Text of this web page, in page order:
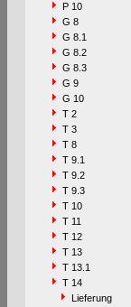
P 10
G 8
G 8.1
G 8.2
G 8.3
G 9
G 10
T 2
T 3
T 8
T 9.1
T 9.2
T 9.3
T 10
T 11
T 12
T 13
T 13.1
T 14
Lieferung